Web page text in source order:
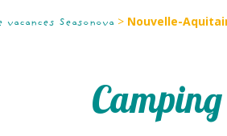
Seasonova > Nouvelle-